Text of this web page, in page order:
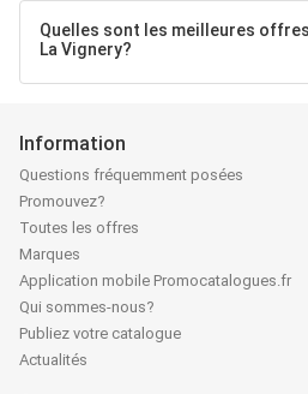
Quelles sont les meilleures
La Vignery?
Information
Questions fréquemment posées
Promouvez?
Toutes les offres
Marques
Application mobile Promocatalogues.fr
Qui sommes-nous?
Publiez votre catalogue
Actualités